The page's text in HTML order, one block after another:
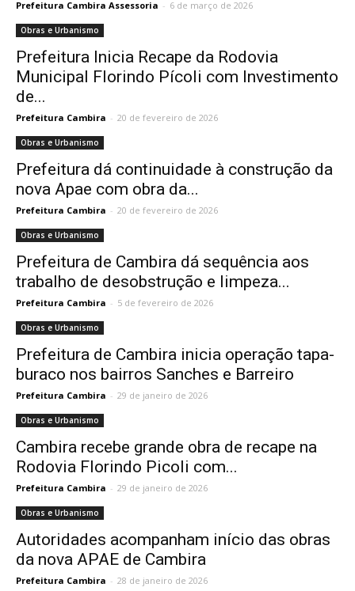
Prefeitura Cambira Assessoria - 6 de março de 2026
Obras e Urbanismo
Prefeitura Inicia Recape da Rodovia
Municipal Florindo Pícoli com Investimento
de...
Prefeitura Cambira - 20 de fevereiro de 2026
Obras e Urbanismo
Prefeitura dá continuidade à construção da
nova Apae com obra da...
Prefeitura Cambira - 20 de fevereiro de 2026
Obras e Urbanismo
Prefeitura de Cambira dá sequência aos
trabalho de desobstrução e limpeza...
Prefeitura Cambira - 5 de fevereiro de 2026
Obras e Urbanismo
Prefeitura de Cambira inicia operação tapa-
buraco nos bairros Sanches e Barreiro
Prefeitura Cambira - 29 de janeiro de 2026
Obras e Urbanismo
Cambira recebe grande obra de recape na
Rodovia Florindo Picoli com...
Prefeitura Cambira - 29 de janeiro de 2026
Obras e Urbanismo
Autoridades acompanham início das obras
da nova APAE de Cambira
Prefeitura Cambira - 28 de janeiro de 2026